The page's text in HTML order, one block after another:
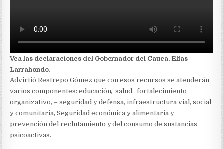
Vea las declaraciones del Gobernador del Cauca, Elías
Larrahondo.
Advirtió Restrepo Gómez que con esos recursos se atenderán
varios componentes: educación, salud, fortalecimiento
organizativo, – seguridad y defensa, infraestructura vial, social
y comunitaria, Seguridad económica y alimentaria y
prevención del reclutamiento y del consumo de sustancias
psicoactivas.